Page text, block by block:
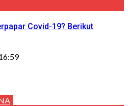
Covid-19? Berikut